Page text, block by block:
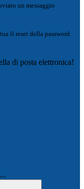
un messaggio
il reset della password
di posta elettronica!